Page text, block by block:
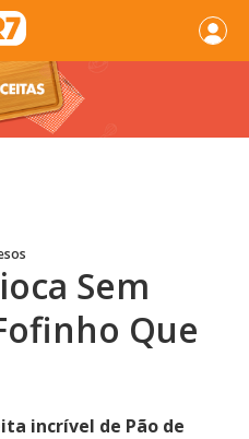
Sem
Que
incrível de Pão de